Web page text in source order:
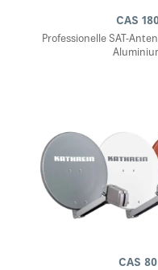
CAS
Professionelle SAT-
CAS 80